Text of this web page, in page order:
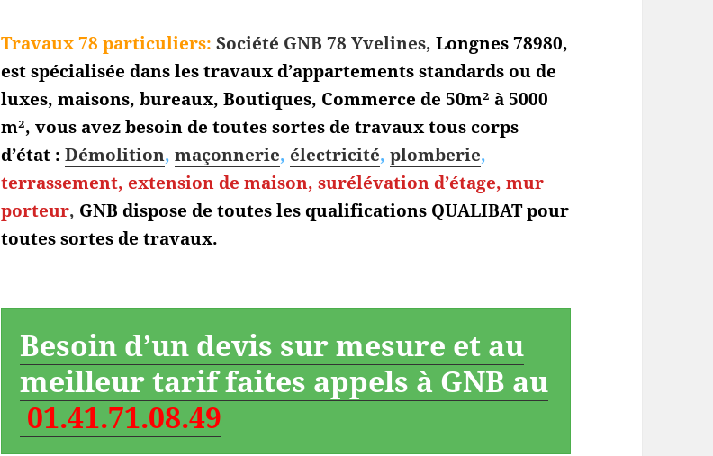
Travaux 78 particuliers: Société GNB 78 Yvelines,Longnes 78980,
est spécialisée dans les travaux d’appartements standards ou de
luxes, maisons, bureaux, Boutiques, Commerce de 50m² à 5000
m², vous avez besoin de toutes sortes de travaux tous corps
d’état : Démolition,maçonnerie, électricité,plomberie,
terrassement, extension de maison, surélévation d’étage, mur
porteur, GNB dispose de toutes les qualifications QUALIBAT pour
toutes sortes de travaux.
Besoin d’un devis sur mesure et au
meilleur tarif faites appels à GNB au
01.41.71.08.49